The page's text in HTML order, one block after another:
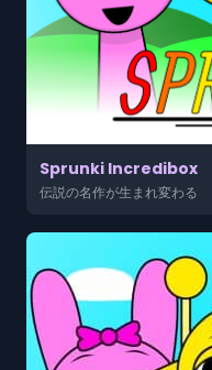
Sprunki Incredibox
伝説の名作が生まれ変わる